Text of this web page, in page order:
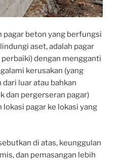
pagar beton yang berfungsi
aset, adalah pagar
dengan mengganti
kerusakan (yang
luar atau bahkan
dan pergerseran pagar)
pagar ke lokasi yang
di atas, keunggulan
dan pemasangan lebih